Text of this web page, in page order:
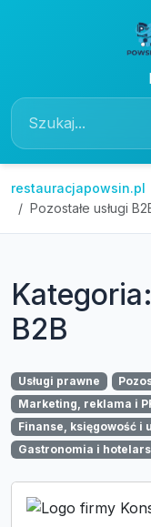
restauracjapowsin.pl
Pozostałe usługi
B2B
Usługi prawne
Marketing, reklama i
Finanse, księgowość i
Gastronomia i